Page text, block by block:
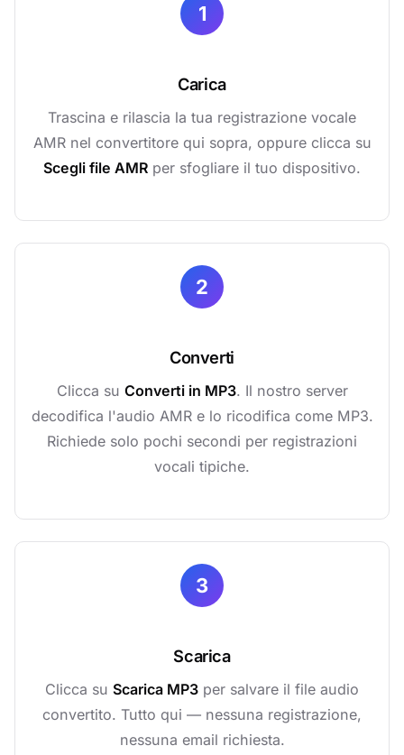
1
Carica
Trascina e rilascia la tua registrazione vocale
AMR nel convertitore qui sopra, oppure clicca su
Scegli file AMR per sfogliare il tuo dispositivo.
2
Converti
Clicca su Converti in MP3. Il nostro server
decodifica l'audio AMR e lo ricodifica come MP3.
Richiede solo pochi secondi per registrazioni
vocali tipiche.
3
Scarica
Clicca su Scarica MP3 per salvare il file audio
convertito. Tutto qui — nessuna registrazione,
nessuna email richiesta.